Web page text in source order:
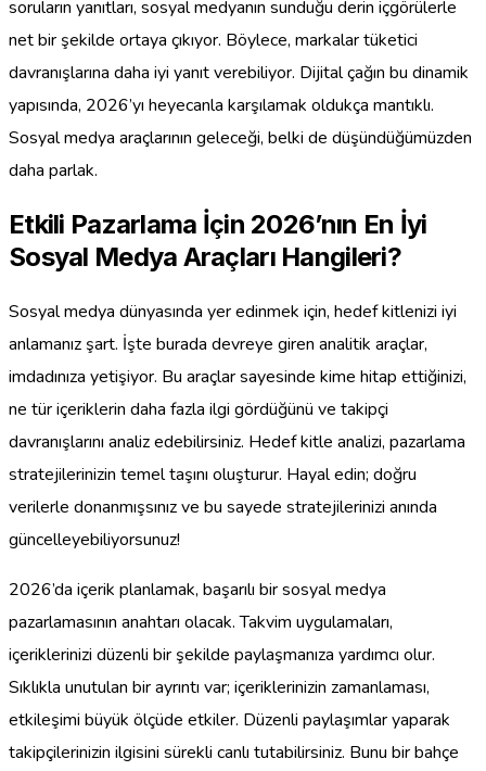
soruların yanıtları, sosyal medyanın sunduğu derin içgörülerle
net bir şekilde ortaya çıkıyor. Böylece, markalar tüketici
davranışlarına daha iyi yanıt verebiliyor. Dijital çağın bu dinamik
yapısında, 2026’yı heyecanla karşılamak oldukça mantıklı.
Sosyal medya araçlarının geleceği, belki de düşündüğümüzden
daha parlak.
Etkili Pazarlama İçin 2026’nın En İyi
Sosyal Medya Araçları Hangileri?
Sosyal medya dünyasında yer edinmek için, hedef kitlenizi iyi
anlamanız şart. İşte burada devreye giren analitik araçlar,
imdadınıza yetişiyor. Bu araçlar sayesinde kime hitap ettiğinizi,
ne tür içeriklerin daha fazla ilgi gördüğünü ve takipçi
davranışlarını analiz edebilirsiniz. Hedef kitle analizi, pazarlama
stratejilerinizin temel taşını oluşturur. Hayal edin; doğru
verilerle donanmışsınız ve bu sayede stratejilerinizi anında
güncelleyebiliyorsunuz!
2026’da içerik planlamak, başarılı bir sosyal medya
pazarlamasının anahtarı olacak. Takvim uygulamaları,
içeriklerinizi düzenli bir şekilde paylaşmanıza yardımcı olur.
Sıklıkla unutulan bir ayrıntı var; içeriklerinizin zamanlaması,
etkileşimi büyük ölçüde etkiler. Düzenli paylaşımlar yaparak
takipçilerinizin ilgisini sürekli canlı tutabilirsiniz. Bunu bir bahçe